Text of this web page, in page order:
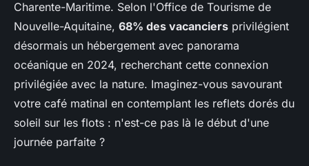
Charente-Maritime. Selon l'Office de Tourisme de
Nouvelle-Aquitaine, 68% des vacanciers privilégient
désormais un hébergement avec panorama
océanique en 2024, recherchant cette connexion
privilégiée avec la nature. Imaginez-vous savourant
votre café matinal en contemplant les reflets dorés du
soleil sur les flots : n'est-ce pas là le début d'une
journée parfaite ?